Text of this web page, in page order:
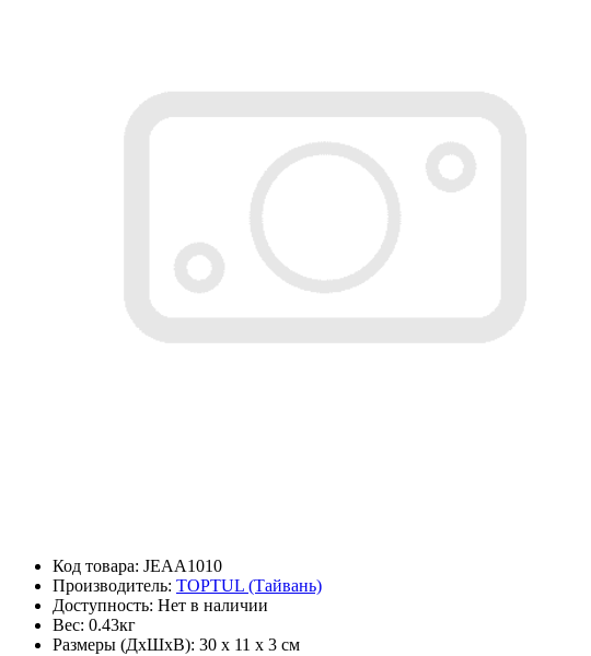
Код товара: JEAA1010
Производитель: TOPTUL (Тайвань)
Доступность: Нет в наличии
Вес: 0.43кг
Размеры (ДxШxВ): 30 x 11 x 3 см